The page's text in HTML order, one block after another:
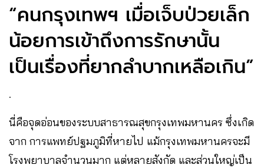
“คนกรุงเทพฯ เมื่อเจ็บป่วยเล็ก
น้อยการเข้าถึงการรักษานั้น
เป็นเรื่องที่ยากลำบากเหลือเกิน”
.
นี่คือจุดอ่อนของระบบสาธารณสุขกรุงเทพมหานคร ซึ่งเกิด
จาก การแพทย์ปฐมภูมิที่หายไป​ แม้กรุงเทพมหานครจะมี
โรงพยาบาลจำนวนมาก แต่หลายสังกัด และส่วนใหญ่เป็น